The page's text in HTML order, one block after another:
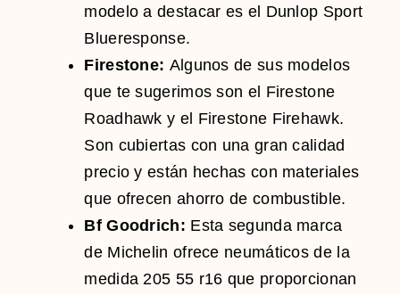
modelo a destacar es el Dunlop Sport
Blueresponse.
Firestone: Algunos de sus modelos
que te sugerimos son el Firestone
Roadhawk y el Firestone Firehawk.
Son cubiertas con una gran calidad
precio y están hechas con materiales
que ofrecen ahorro de combustible.
Bf Goodrich: Esta segunda marca
de Michelin ofrece neumáticos de la
medida 205 55 r16 que proporcionan